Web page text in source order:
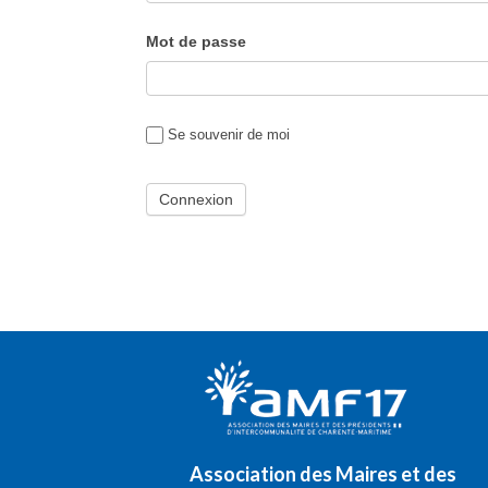
Mot de passe
Se souvenir de moi
Association des Maires et des